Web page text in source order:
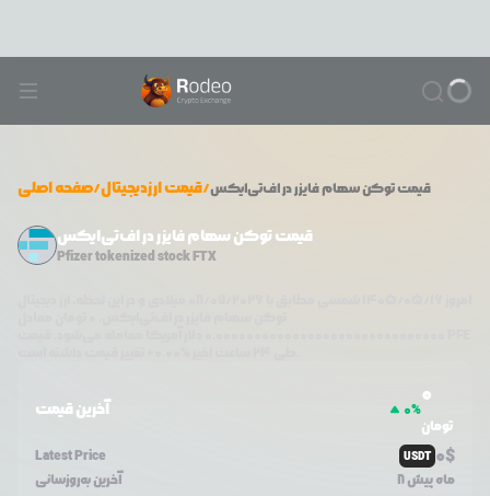
صفحه اصلی/قیمت ارزدیجیتال/ قیمتتوکن سهام فایزر در اف‌تی‌ایکس
قیمت توکن سهام فایزر در اف‌تی‌ایکس
Pfizer tokenized stock FTX
آخرین قیمت 0%
0
تومان
Latest Price
USDT 0$
آخرین به‌روزسانی 8 ماه پیش